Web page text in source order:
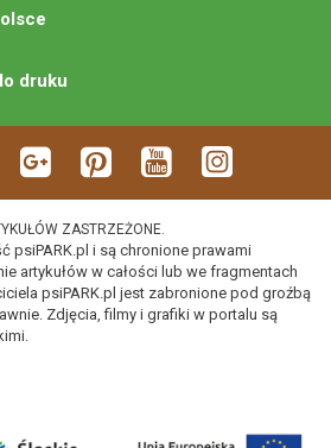
druku
ZASTRZEŻONE.
psiPARK.pl i są chronione prawami
artykułów w całości lub we fragmentach
psiPARK.pl jest zabronione pod groźbą
Zdjęcia, filmy i grafiki w portalu są